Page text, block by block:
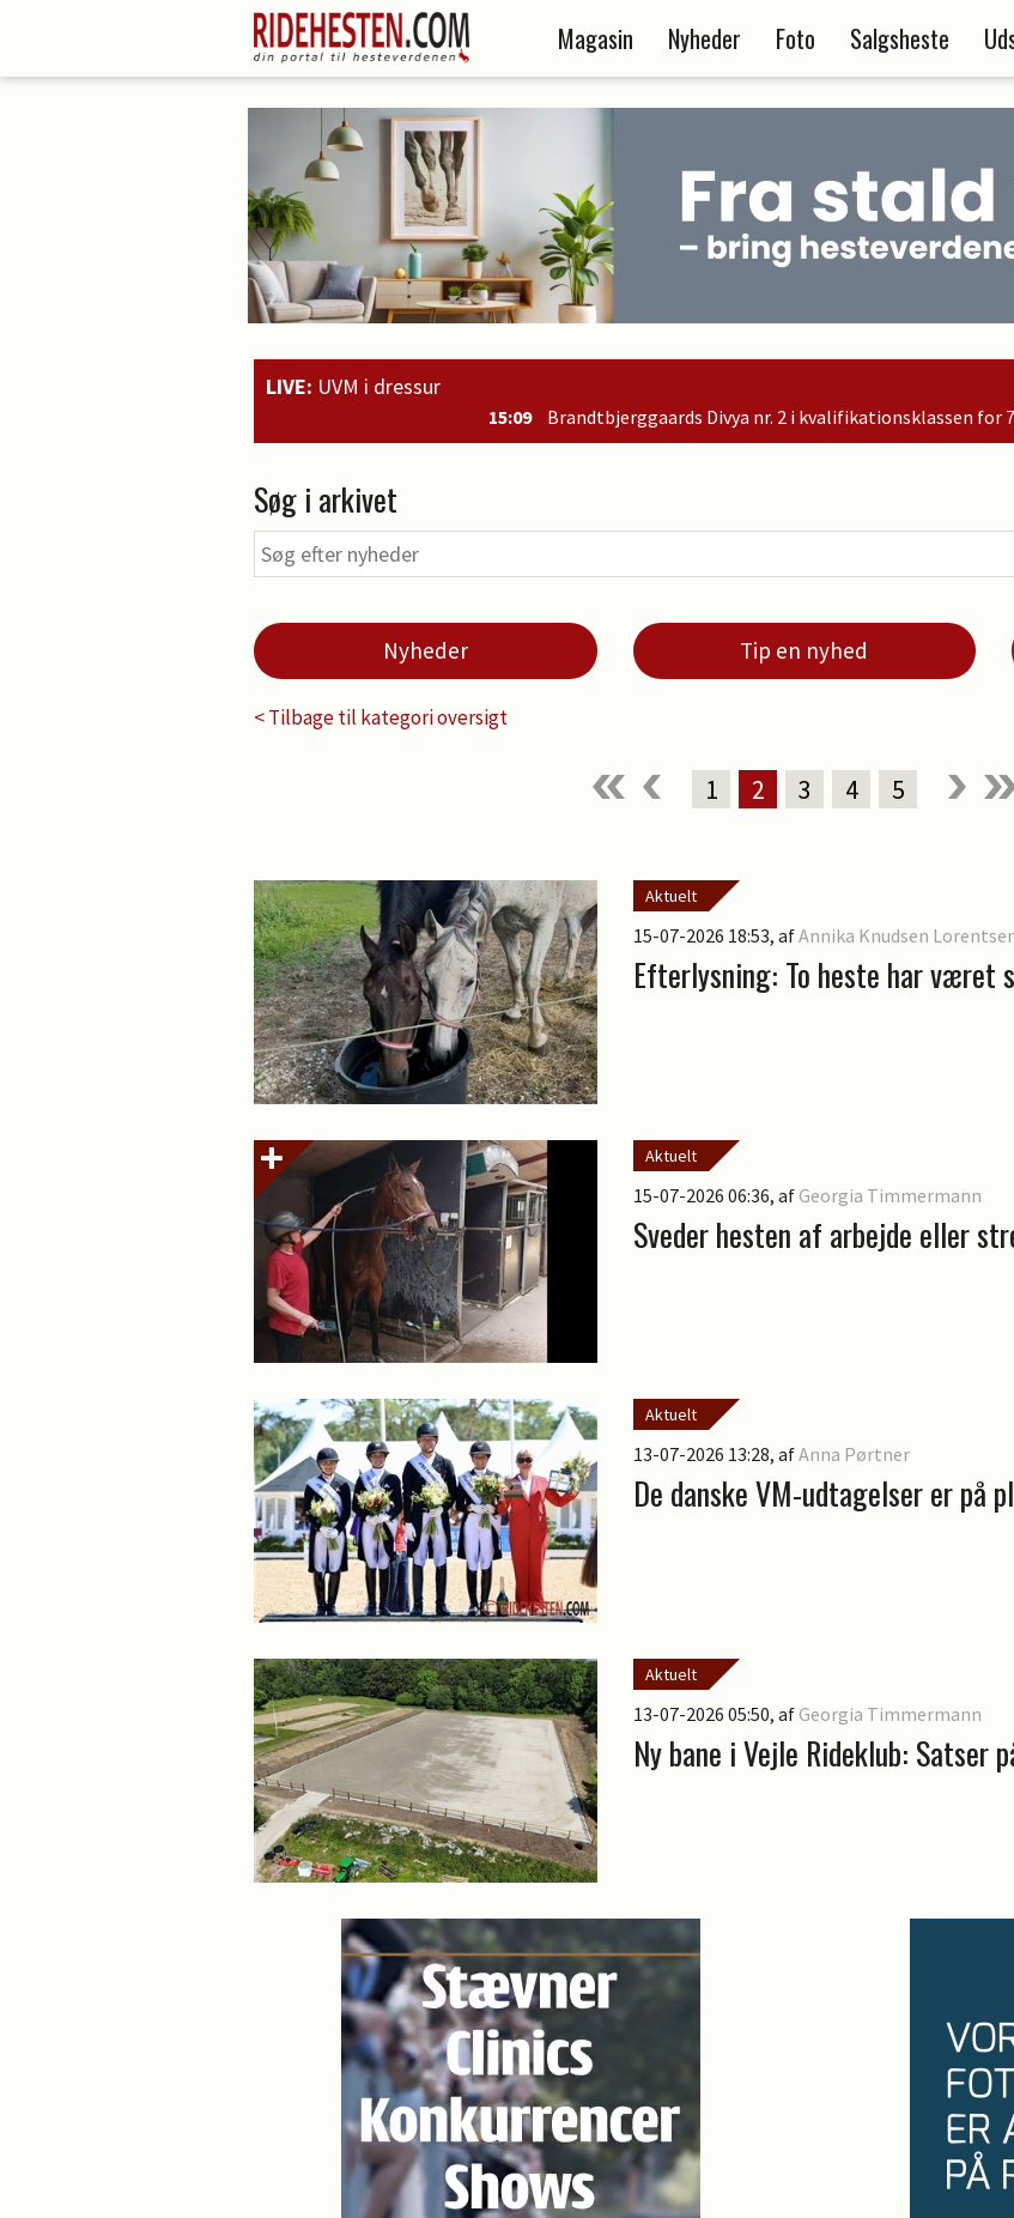
Magasin Nyheder Foto Salgsheste
LIVE: UVM i dressur
Brandtbjerggaards Divya nr. 2 i kvalifikationsklassen for 7-års heste
Søg i arkivet
Nyheder Tip en nyhed
< Tilbage til kategori oversigt
1 2 3 4 5
Aktuelt
15-07-2026 18:53, afAnnika Knudsen
Efterlysning: To heste har været
Aktuelt
15-07-2026 06:36, af Georgia Timmermann
Sveder hesten af arbejde eller
Aktuelt
13-07-2026 13:28, afAnna Pørtner
De danske VM-udtagelser er på
Aktuelt
13-07-2026 05:50, af Georgia Timmermann
Ny bane i Vejle Rideklub: Satser